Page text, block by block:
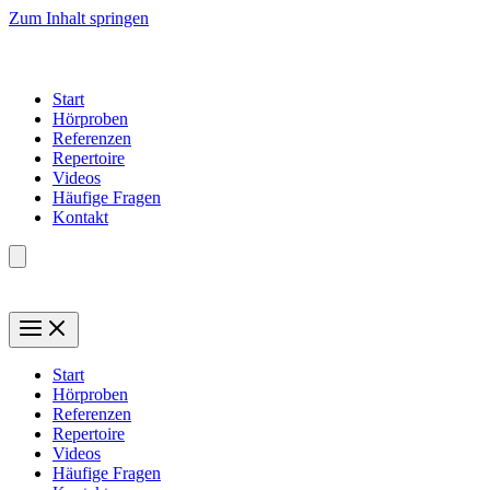
Zum Inhalt springen
Start
Hörproben
Referenzen
Repertoire
Videos
Häufige Fragen
Kontakt
Start
Hörproben
Referenzen
Repertoire
Videos
Häufige Fragen